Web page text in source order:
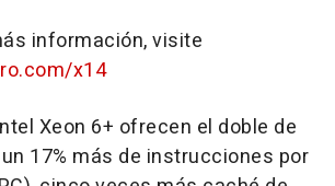
información, visite
x14
Xeon 6+ ofrecen el doble de
17% más de instrucciones por